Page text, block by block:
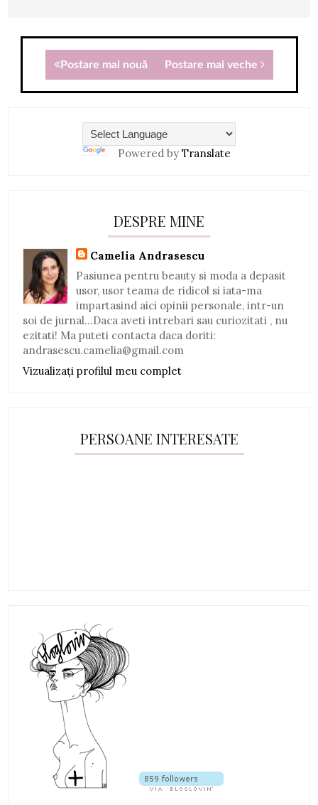
Postare mai nouă Postare mai veche
Powered by Translate
DESPRE MINE
Camelia Andrasescu
Pasiunea pentru beauty si moda a depasit
usor, usor teama de ridicol si iata-ma
impartasind aici opinii personale, intr-un
soi de jurnal...Daca aveti intrebari sau curiozitati , nu
ezitati! Ma puteti contacta daca doriti:
andrasescu.camelia@gmail.com
Vizualizați profilul meu complet
PERSOANE INTERESATE